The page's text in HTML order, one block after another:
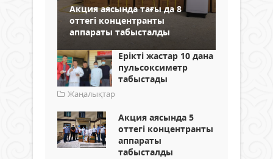
Акция аясында тағы да 8
оттегі концентранты
аппараты табысталды
Ерікті жастар 10 дана
пульсоксиметр
табыстады
Жаңалықтар
Акция аясында 5
оттегі концентранты
аппараты
табысталды